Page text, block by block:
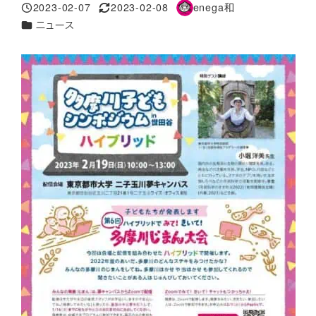
投稿日
2023-02-07
更新日
2023-02-08
著
enega和
カテゴリー
ニュース